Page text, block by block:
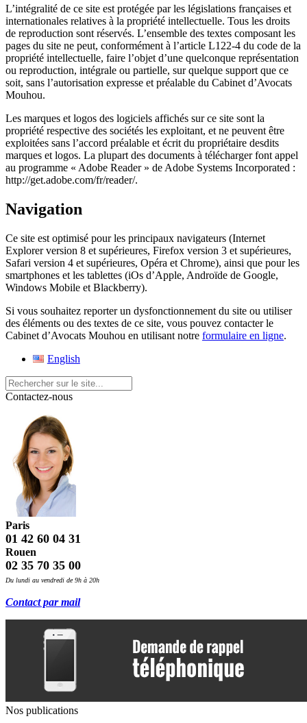
L’intégralité de ce site est protégée par les législations françaises et
internationales relatives à la propriété intellectuelle. Tous les droits
de reproduction sont réservés. L’ensemble des textes composant les
pages du site ne peut, conformément à l’article L122-4 du code de la
propriété intellectuelle, faire l’objet d’une quelconque représentation
ou reproduction, intégrale ou partielle, sur quelque support que ce
soit, sans l’autorisation expresse et préalable du Cabinet d’Avocats
Mouhou.
Les marques et logos des logiciels affichés sur ce site sont la
propriété respective des sociétés les exploitant, et ne peuvent être
exploitées sans l’accord préalable et écrit du propriétaire desdits
marques et logos. La plupart des documents à télécharger font appel
au programme « Adobe Reader » de Adobe Systems Incorporated :
http://get.adobe.com/fr/reader/.
Navigation
Ce site est optimisé pour les principaux navigateurs (Internet
Explorer version 8 et supérieures, Firefox version 3 et supérieures,
Safari version 4 et supérieures, Opéra et Chrome), ainsi que pour les
smartphones et les tablettes (iOs d’Apple, Androïde de Google,
Windows Mobile et Blackberry).
Si vous souhaitez reporter un dysfonctionnement du site ou utiliser
des éléments ou des textes de ce site, vous pouvez contacter le
Cabinet d’Avocats Mouhou en utilisant notre formulaire en ligne.
English
Contactez-nous
Paris
01 42 60 04 31
Rouen
02 35 70 35 00
Du lundi au vendredi de 9h à 20h
Contact par mail
Nos publications